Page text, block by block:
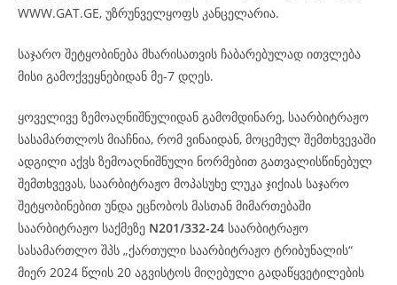
WWW.GAT.GE, უზრუნველყოფს კანცელარია.
საჯარო შეტყობინება მხარისათვის ჩაბარებულად ითვლება
მისი გამოქვეყნებიდან მე-7 დღეს.
ყოველივე ზემოაღნიშნულიდან გამომდინარე, საარბიტრაჟო
სასამართლოს მიაჩნია, რომ ვინაიდან, მოცემულ შემთხვევაში
ადგილი აქვს ზემოაღნიშნული ნორმებით გათვალისწინებულ
შემთხვევას, საარბიტრაჟო მოპასუხე ლუკა ჯიქიას საჯარო
შეტყობინებით უნდა ეცნობოს მასთან მიმართებაში
საარბიტრაჟო საქმეზე N201/332-24 საარბიტრაჟო
სასამართლო შპს „ქართული საარბიტრაჟო ტრიბუნალის“
მიერ 2024 წლის 20 აგვისტოს მიღებული გადაწყვეტილების